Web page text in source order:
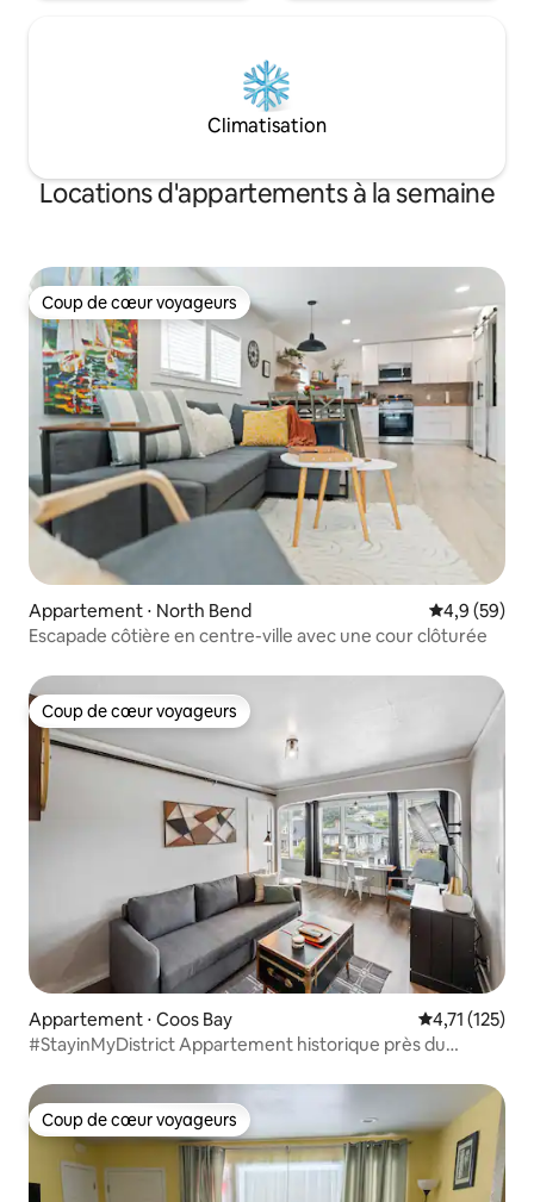
Climatisation
Locations d'appartements à la semaine
Coup de cœur voyageurs
Coup de cœur voyageurs
Appartement ⋅ North Bend Évaluation
4,9 (59)
Escapade côtière en centre-ville avec une cour clôturée
Coup de cœur voyageurs
Coup de cœur voyageurs
Appartement ⋅ Coos Bay Évaluation
4,71 (125)
#StayinMyDistrict Appartement historique près du
Coup de cœur voyageurs
Coup de cœur voyageurs